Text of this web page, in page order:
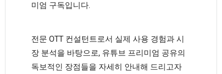
미엄 구독입니다.
전문 OTT 컨설턴트로서 실제 사용 경험과 시
장 분석을 바탕으로, 유튜브 프리미엄 공유의
독보적인 장점들을 자세히 안내해 드리고자